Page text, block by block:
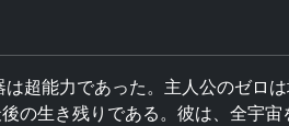
超能力であった。主人公のゼロ
の生き残りである。彼は、全宇宙